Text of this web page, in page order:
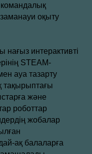
оқыту
интерактивті
STEAM-
ауа тазарту
тақырыптағы
және
роботтар
жобалар
ақ балаларға